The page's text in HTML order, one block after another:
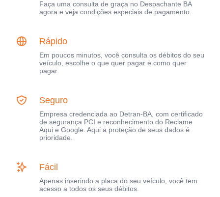
Faça uma consulta de graça no Despachante BA
agora e veja condições especiais de pagamento.
Rápido
Em poucos minutos, você consulta os débitos do seu
veículo, escolhe o que quer pagar e como quer
pagar.
Seguro
Empresa credenciada ao Detran-BA, com certificado
de segurança PCI e reconhecimento do Reclame
Aqui e Google. Aqui a proteção de seus dados é
prioridade.
Fácil
Apenas inserindo a placa do seu veículo, você tem
acesso a todos os seus débitos.